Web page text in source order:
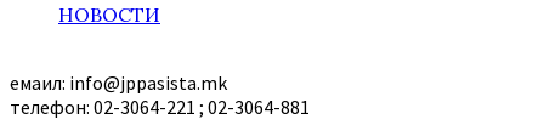
НОВОСТИ
емаил: info@jppasista.mk
телефон: 02-3064-221 ; 02-3064-881